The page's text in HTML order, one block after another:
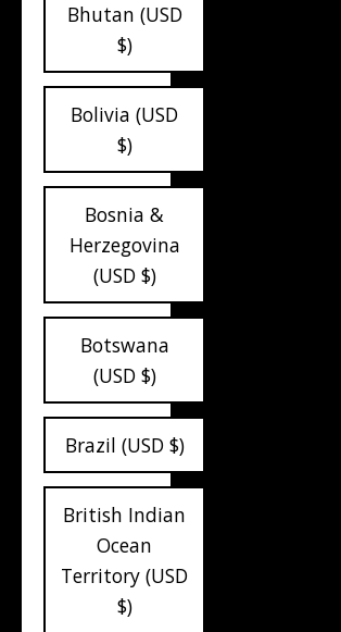
Bhutan (USD
$)
Bolivia (USD
$)
Bosnia &
Herzegovina
(USD $)
Botswana
(USD $)
Brazil (USD $)
British Indian
Ocean
Territory (USD
$)